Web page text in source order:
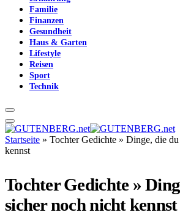
Familie
Finanzen
Gesundheit
Haus & Garten
Lifestyle
Reisen
Sport
Technik
Startseite » Tochter Gedichte » Dinge, die
kennst
Tochter Gedichte »
sicher noch nicht kennst